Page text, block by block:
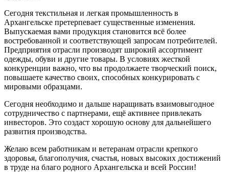
Сегодня текстильная и легкая промышленность в
Архангельске претерпевает существенные изменения.
Выпускаемая вами продукция становится всё более
востребованной и соответствующей запросам потребителей.
Предприятия отрасли производят широкий ассортимент
одежды, обуви и другие товары. В условиях жесткой
конкуренции важно, что вы продолжаете творческий поиск,
повышаете качество своих, способных конкурировать с
мировыми образцами.
Сегодня необходимо и дальше наращивать взаимовыгодное
сотрудничество с партнерами, ещё активнее привлекать
инвесторов. Это создаст хорошую основу для дальнейшего
развития производства.
Желаю всем работникам и ветеранам отрасли крепкого
здоровья, благополучия, счастья, новых высоких достижений
в труде на благо родного Архангельска и всей России!